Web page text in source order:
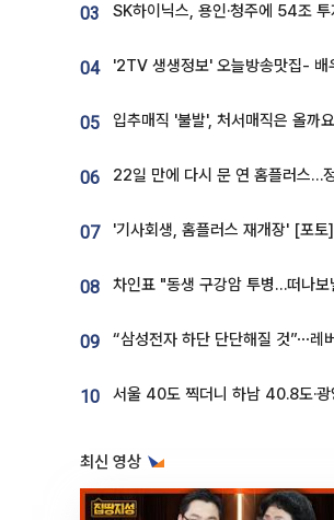
03
04
05
06
07 '기사회생, 홈플러스 재개장' [포토]
08
09
10
최신 영상